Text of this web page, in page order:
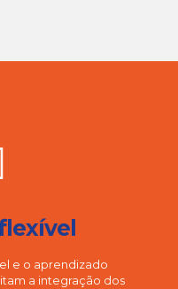
e o aprendizado
a integração dos